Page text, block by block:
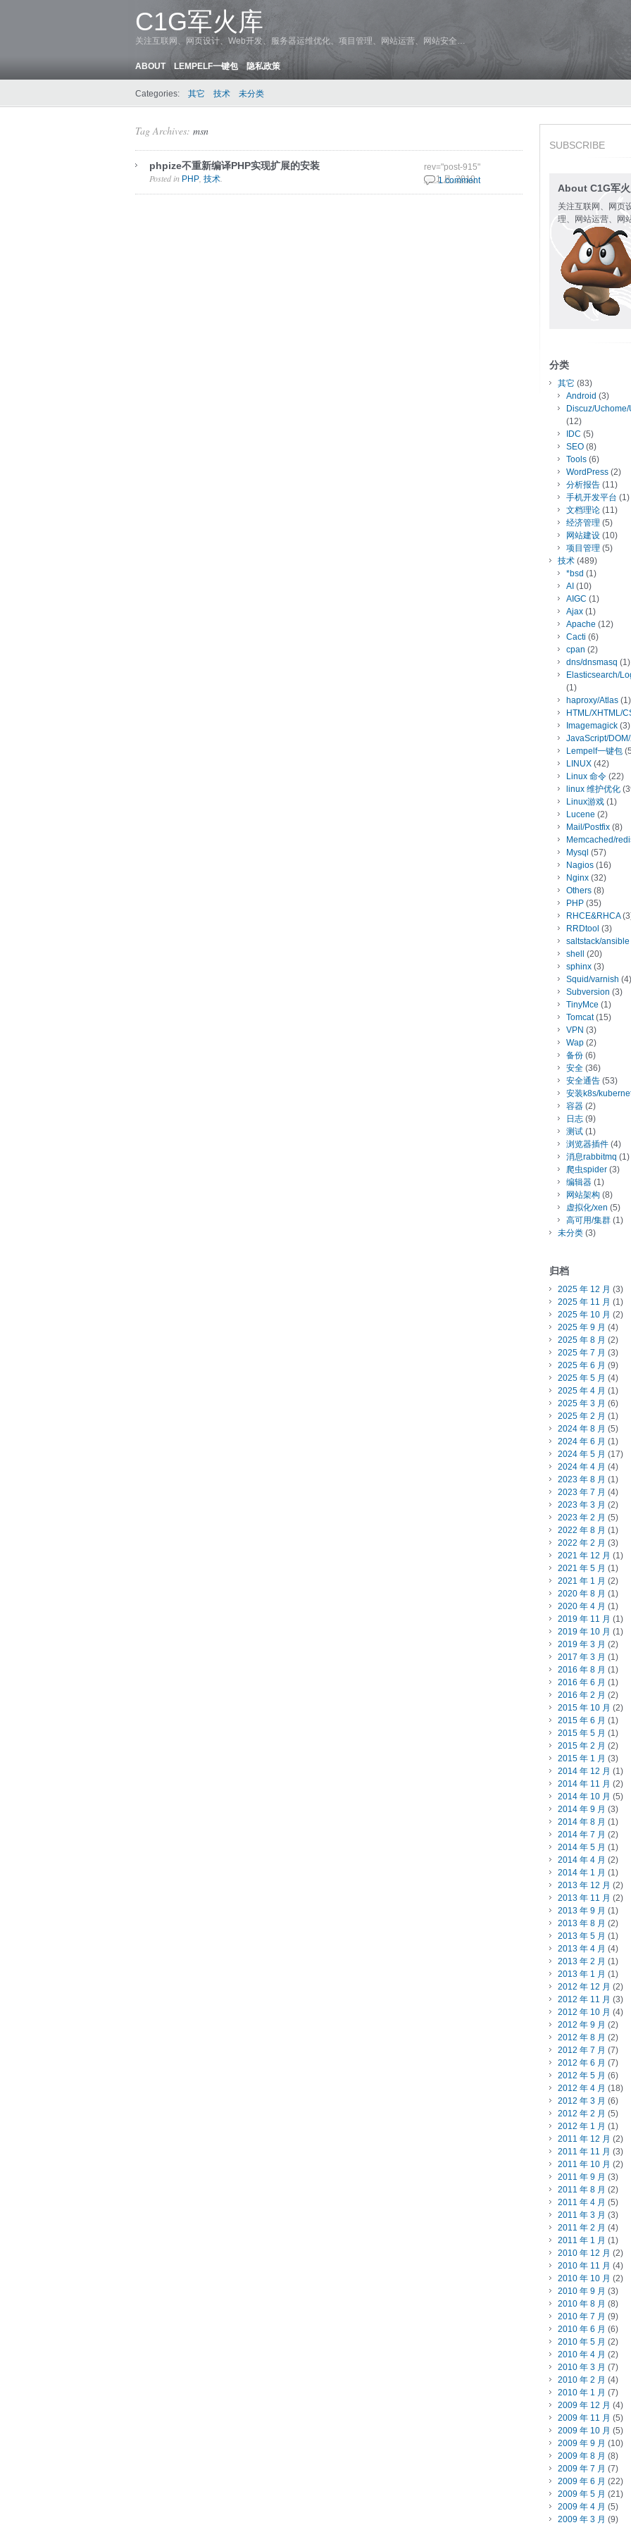
C1G军火库
关注互联网、网页设计、Web开发、服务器运维优化、项目管理、网站运营、网站安全…
ABOUT LEMPELF一键包 隐私政策
Categories: 其它 技术 未分类
Tag Archives: msn
phpize不重新编译PHP实现扩展的安装
28 1 月, 2010
Posted in PHP 技术
rev="post-915"
1 comment
SUBSCRIBE
About C1G军
关注互联网、网页
理、网站运营、网
分类
其它 (83)
Android (3)
Discuz/
(12)
IDC (5)
SEO (8)
Tools (6)
WordPress (2)
分析报告 (11)
手机开发平台 (1)
文档理论 (11)
经济管理 (5)
网站建设 (10)
项目管理 (5)
技术 (489)
*bsd (1)
AI (10)
AIGC (1)
Ajax (1)
Apache (12)
Cacti (6)
cpan (2)
dns/dnsmasq (1)
Elasticsearch/
(1)
haproxy/Atlas (1)
HTML/XHTML/
Imagemagick (3)
JavaScript/
Lempelf一键包
LINUX (42)
Linux 命令 (22)
linux 维护优化
Linux游戏 (1)
Lucene (2)
Mail/Postfix (8)
Memcached/
Mysql (57)
Nagios (16)
Nginx (32)
Others (8)
PHP (35)
RHCE&RHCA
RRDtool (3)
saltstack/ansible
shell
(20)
sphinx (3)
Squid/varnish (4)
Subversion (3)
TinyMce (1)
Tomcat(15)
VPN (3)
Wap (2)
备份 (6)
安全 (36)
安全通告 (53)
安装k8s/
容器 (2)
日志 (9)
测试 (1)
浏览器插件 (4)
消息rabbitmq (1)
爬虫spider (3)
编辑器 (1)
网站架构 (8)
虚拟化/xen (5)
高可用/集群 (1)
未分类 (3)
归档
2025 年 12 月 (3)
2025 年 11 月 (1)
2025 年 10 月 (2)
2025 年 9 月 (4)
2025 年 8 月 (2)
2025 年 7 月 (3)
2025 年 6 月 (9)
2025 年 5 月 (4)
2025 年 4 月 (1)
2025 年 3 月 (6)
2025 年 2 月 (1)
2024 年 8 月 (5)
2024 年 6 月 (1)
2024 年 5 月 (17)
2024 年 4 月 (4)
2023 年 8 月 (1)
2023 年 7 月 (4)
2023 年 3 月 (2)
2023 年 2 月 (5)
2022 年 8 月 (1)
2022 年 2 月 (3)
2021 年 12 月 (1)
2021 年 5 月 (1)
2021 年 1 月 (2)
2020 年 8 月 (1)
2020 年 4 月 (1)
2019 年 11 月 (1)
2019 年 10 月 (1)
2019 年 3 月 (2)
2017 年 3 月 (1)
2016 年 8 月 (1)
2016 年 6 月 (1)
2016 年 2 月 (2)
2015 年 10 月 (2)
2015 年 6 月 (1)
2015 年 5 月 (1)
2015 年 2 月 (2)
2015 年 1 月 (3)
2014 年 12 月 (1)
2014 年 11 月 (2)
2014 年 10 月 (5)
2014 年 9 月 (3)
2014 年 8 月 (1)
2014 年 7 月 (2)
2014 年 5 月 (1)
2014 年 4 月 (2)
2014 年 1 月 (1)
2013 年 12 月 (2)
2013 年 11 月 (2)
2013 年 9 月 (1)
2013 年 8 月 (2)
2013 年 5 月 (1)
2013 年 4 月 (4)
2013 年 2 月 (1)
2013 年 1 月 (1)
2012 年 12 月 (2)
2012 年 11 月 (3)
2012 年 10 月 (4)
2012 年 9 月 (2)
2012 年 8 月 (2)
2012 年 7 月 (7)
2012 年 6 月 (7)
2012 年 5 月 (6)
2012 年 4 月 (18)
2012 年 3 月 (6)
2012 年 2 月 (5)
2012 年 1 月 (1)
2011 年 12 月 (2)
2011 年 11 月 (3)
2011 年 10 月 (2)
2011 年 9 月 (3)
2011 年 8 月 (2)
2011 年 4 月 (5)
2011 年 3 月 (3)
2011 年 2 月 (4)
2011 年 1 月 (1)
2010 年 12 月 (2)
2010 年 11 月 (4)
2010 年 10 月 (2)
2010 年 9 月 (3)
2010 年 8 月 (8)
2010 年 7 月 (9)
2010 年 6 月 (6)
2010 年 5 月 (2)
2010 年 4 月 (2)
2010 年 3 月 (7)
2010 年 2 月 (4)
2010 年 1 月 (7)
2009 年 12 月 (4)
2009 年 11 月 (5)
2009 年 10 月 (5)
2009 年 9 月 (10)
2009 年 8 月 (8)
2009 年 7 月 (7)
2009 年 6 月 (22)
2009 年 5 月 (21)
2009 年 4 月 (5)
2009 年 3 月 (9)